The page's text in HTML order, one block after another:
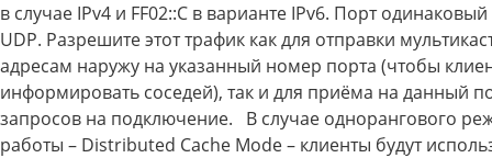
в случае IPv4 и FF02::C в варианте IPv6. Порт одинаковый
UDP. Разрешите этот трафик как для отправки
адресам наружу на указанный номер порта (чтобы
информировать соседей), так и для приёма на данный
запросов на подключение. В случае однорангового
работы – Distributed Cache Mode – клиенты будут